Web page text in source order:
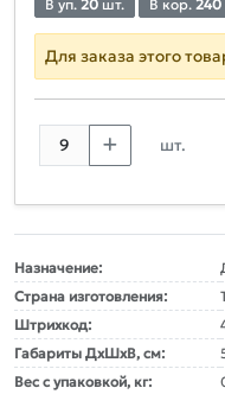
В уп. 20 шт. В кор. 240
Для заказа этого
шт.
Назначение:
Страна изготовления:
Штрихкод:
Габариты ДxШxВ, см:
Вес с упаковкой, кг: